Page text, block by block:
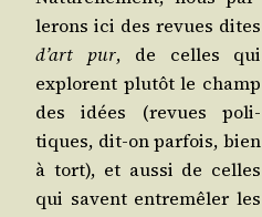
le­rons ici des revues dites
d’art pur, de celles qui
explorent plu­tôt le champ
des idées (revues poli­
tiques, dit-on par­fois, bien
à tort), et aus­si de celles
qui savent entre­mê­ler les